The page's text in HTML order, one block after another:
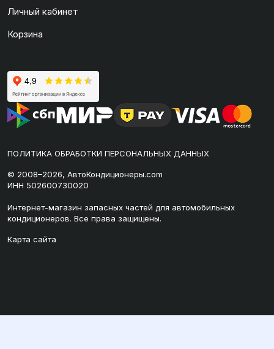
Личный кабинет
Корзина
ПОЛИТИКА ОБРАБОТКИ ПЕРСОНАЛЬНЫХ ДАННЫХ
© 2008–2026, АвтоКондиционеры.com
ИНН 502600730020
Интернет-магазин запасных частей для автомобильных
кондиционеров. Все права защищены.
Карта сайта